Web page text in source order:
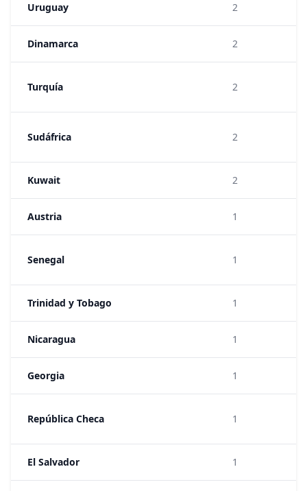
Uruguay 2
Dinamarca 2
Turquía 2
Sudáfrica 2
Kuwait 2
Austria 1
Senegal 1
Trinidad y Tobago 1
Nicaragua 1
Georgia 1
República Checa 1
El Salvador 1